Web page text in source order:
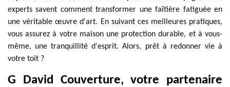
experts savent comment transformer une faîtière fatiguée en
une véritable œuvre d'art. En suivant ces meilleures pratiques,
vous assurez à votre maison une protection durable, et à vous-
même, une tranquillité d'esprit. Alors, prêt à redonner vie à
votre toit ?
G David Couverture, votre partenaire